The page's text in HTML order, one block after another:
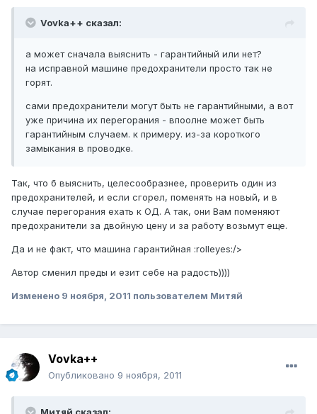
Vovka++ сказал:
а может сначала выяснить - гарантийный или нет?
на исправной машине предохранители просто так не
горят.
сами предохранители могут быть не гарантийными, а вот
уже причина их перегорания - впоолне может быть
гарантийным случаем. к примеру. из-за короткого
замыкания в проводке.
Так, что б выяснить, целесообразнее, проверить один из
предохранителей, и если сгорел, поменять на новый, и в
случае перегорания ехать к ОД. А так, они Вам поменяют
предохранители за двойную цену и за работу возьмут еще.
Да и не факт, что машина гарантийная :rolleyes:/>
Автор сменил преды и езит себе на радость))))
Изменено 9 ноября, 2011 пользователем Митяй
Vovka++
Опубликовано 9 ноября, 2011